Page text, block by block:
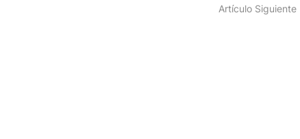
Artículo Siguiente